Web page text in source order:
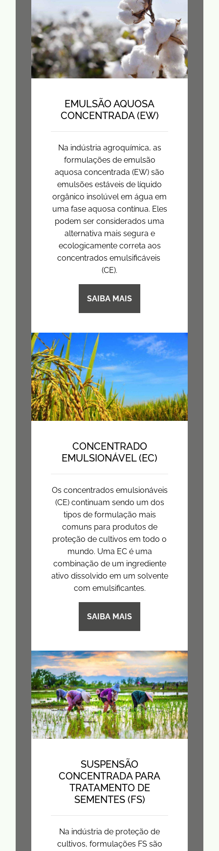
EMULSÃO AQUOSA
CONCENTRADA (EW)
Na indústria agroquímica, as
formulações de emulsão
aquosa concentrada (EW) são
emulsões estáveis ​​de líquido
orgânico insolúvel em água em
uma fase aquosa contínua. Eles
podem ser considerados uma
alternativa mais segura e
ecologicamente correta aos
concentrados emulsificáveis ​​
(CE).
SAIBA MAIS
CONCENTRADO
EMULSIONÁVEL (EC)
Os concentrados emulsionáveis
(CE) continuam sendo um dos
tipos de formulação mais
comuns para produtos de
proteção de cultivos em todo o
mundo. Uma EC é uma
combinação de um ingrediente
ativo dissolvido em um solvente
com emulsificantes.
SAIBA MAIS
SUSPENSÃO
CONCENTRADA PARA
TRATAMENTO DE
SEMENTES (FS)
Na indústria de proteção de
cultivos, formulações FS são